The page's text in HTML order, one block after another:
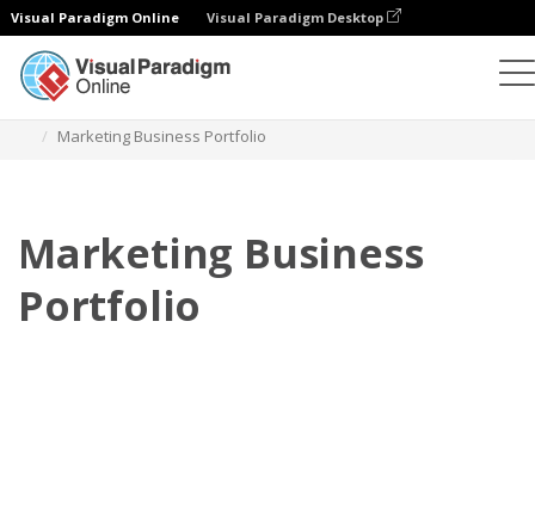
Visual Paradigm Online Visual Paradigm Desktop
Marketing Business Portfolio
Marketing Business
Portfolio